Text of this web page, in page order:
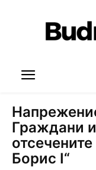
Граждани
Борис I“